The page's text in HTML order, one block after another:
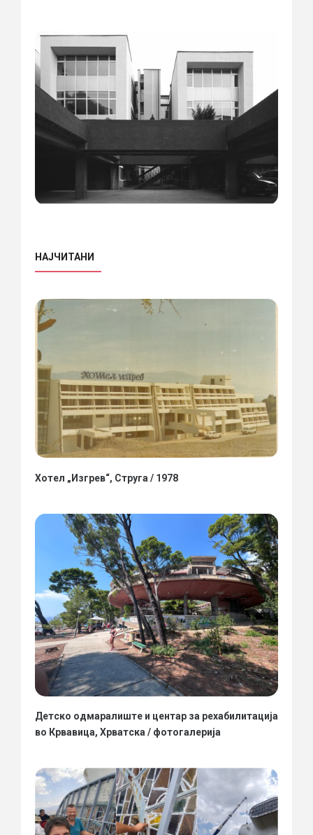
НАЈЧИТАНИ
Хотел „Изгрев“, Струга / 1978
Детско одмаралиште и центар за рехабилитација
во Крвавица, Хрватска / фотогалерија